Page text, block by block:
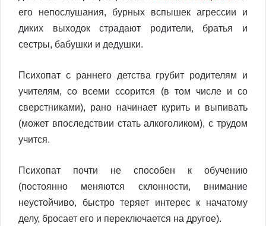
его непослушания, бурных вспышек агрессии и
диких выходок страдают родители, братья и
сестры, бабушки и дедушки.
Психопат с раннего детства грубит родителям и
учителям, со всеми ссорится (в том числе и со
сверстниками), рано начинает курить и выпивать
(может впоследствии стать алкоголиком), с трудом
учится.
Психопат почти не способен к обучению
(постоянно меняются склонности, внимание
неустойчиво, быстро теряет интерес к начатому
делу, бросает его и переключается на другое).